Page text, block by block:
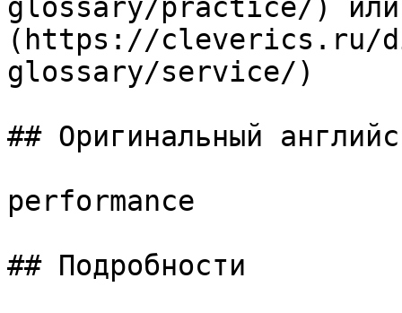
glossary/practice/) или
(https://cleverics.ru/
glossary/service/)
## Оригинальный
performance
## Подробности